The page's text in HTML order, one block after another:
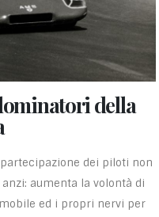
della
dei piloti non
aumenta la volontà di
ed i propri nervi per